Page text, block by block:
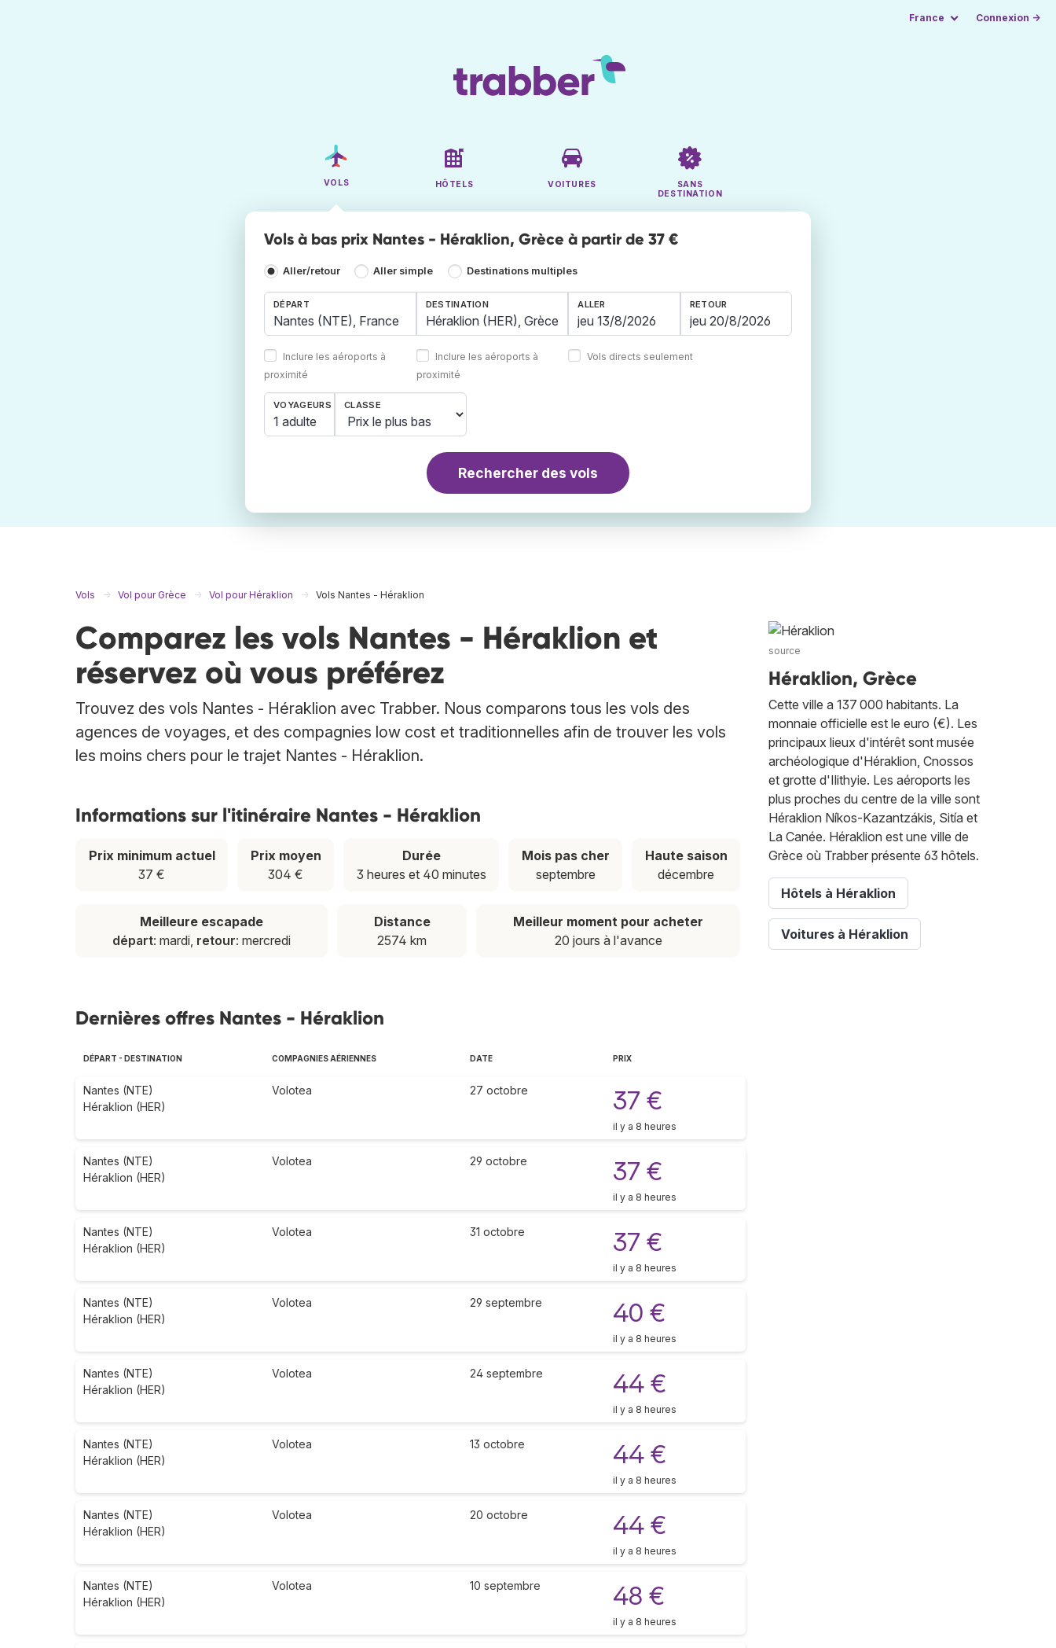
France Connexion →
VOLS HÔTELS VOITURES
SANS
DESTINATION
Vols à bas prix Nantes - Héraklion, Grèce à partir de 37 €
Aller/retour Aller simple Destinations multiples
DÉPART
Inclure les aéroports à
proximité
DESTINATION
Inclure les aéroports à
proximité
ALLER RETOUR
Vols directs seulement
VOYAGEURS
1 adulte
CLASSE
Rechercher des vols
Vols Vol pour Grèce Vol pour Héraklion Vols Nantes - Héraklion
Comparez les vols Nantes - Héraklion et
réservez où vous préférez
Trouvez des vols Nantes - Héraklion avec Trabber. Nous comparons tous les vols des
agences de voyages, et des compagnies low cost et traditionnelles afin de trouver les vols
les moins chers pour le trajet Nantes - Héraklion.
Informations sur l'itinéraire Nantes - Héraklion
Prix minimum actuel
37 €
Prix moyen
304 €
Durée
3 heures et 40 minutes
Mois pas cher
septembre
Haute saison
décembre
Meilleure escapade
départ: mardi, retour: mercredi
Distance
2574 km
Meilleur moment pour acheter
20 jours à l'avance
Dernières offres Nantes - Héraklion
DÉPART - DESTINATION COMPAGNIES AÉRIENNES DATE PRIX
Nantes (NTE)
Héraklion (HER)
Volotea 27 octobre 37 €
il y a 8 heures
Nantes (NTE)
Héraklion (HER)
Volotea 29 octobre 37 €
il y a 8 heures
Nantes (NTE)
Héraklion (HER)
Volotea 31 octobre 37 €
il y a 8 heures
Nantes (NTE)
Héraklion (HER)
Volotea 29 septembre 40 €
il y a 8 heures
Nantes (NTE)
Héraklion (HER)
Volotea 24 septembre 44 €
il y a 8 heures
Nantes (NTE)
Héraklion (HER)
Volotea 13 octobre 44 €
il y a 8 heures
Nantes (NTE)
Héraklion (HER)
Volotea 20 octobre 44 €
il y a 8 heures
Nantes (NTE)
Héraklion (HER)
Volotea 10 septembre 48 €
il y a 8 heures
source
Héraklion, Grèce
Cette ville a 137 000 habitants. La
monnaie officielle est le euro (€). Les
principaux lieux d'intérêt sont musée
archéologique d'Héraklion, Cnossos
et grotte d'Ilithyie. Les aéroports les
plus proches du centre de la ville sont
Héraklion Níkos-Kazantzákis, Sitía et
La Canée. Héraklion est une ville de
Grèce où Trabber présente 63 hôtels.
Hôtels à Héraklion
Voitures à Héraklion